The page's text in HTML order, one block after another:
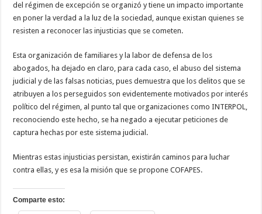
del régimen de excepción se organizó y tiene un impacto importante
en poner la verdad a la luz de la sociedad, aunque existan quienes se
resisten a reconocer las injusticias que se cometen.
Esta organización de familiares y la labor de defensa de los
abogados, ha dejado en claro, para cada caso, el abuso del sistema
judicial y de las falsas noticias, pues demuestra que los delitos que se
atribuyen a los perseguidos son evidentemente motivados por interés
político del régimen, al punto tal que organizaciones como INTERPOL,
reconociendo este hecho, se ha negado a ejecutar peticiones de
captura hechas por este sistema judicial.
Mientras estas injusticias persistan, existirán caminos para luchar
contra ellas, y es esa la misión que se propone COFAPES.
Comparte esto: